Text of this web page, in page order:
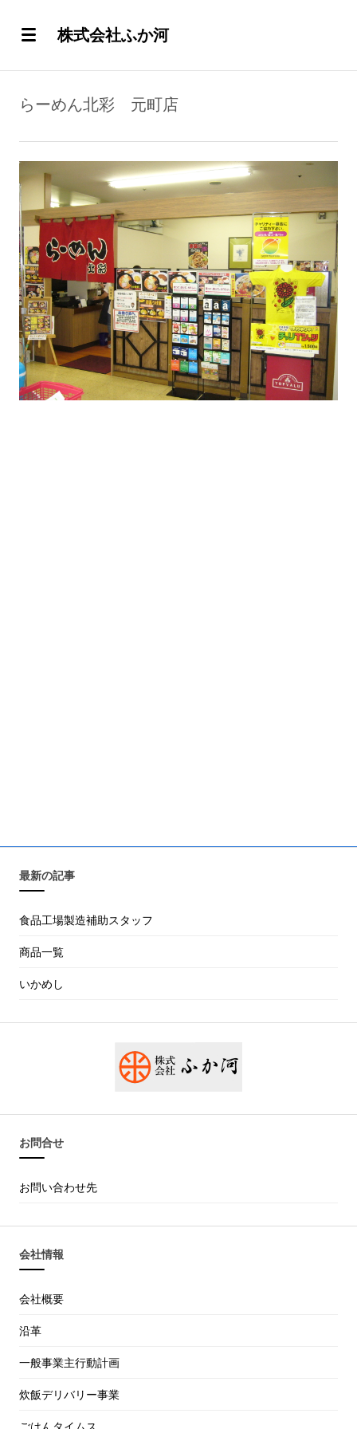
株式会社ふか河
らーめん北彩 元町店
最新の記事
食品工場製造補助スタッフ
商品一覧
いかめし
お問合せ
お問い合わせ先
会社情報
会社概要
沿革
一般事業主行動計画
炊飯デリバリー事業